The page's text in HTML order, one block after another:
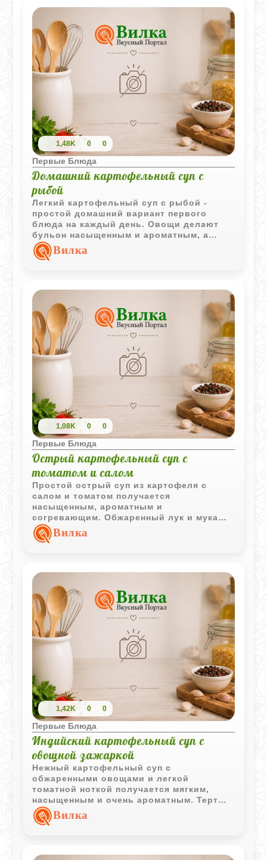
1,48K 0 0
Первые Блюда
Домашний картофельный суп с
рыбой
Легкий картофельный суп с рыбой -
простой домашний вариант первого
блюда на каждый день. Овощи делают
бульон насыщенным и ароматным, а
нежная рыба придает супу мягкий вкус и
питательность. Такой суп особенно
Вилка
1,08K 0 0
Первые Блюда
Острый картофельный суп с
томатом и салом
Простой острый суп из картофеля с
салом и томатом получается
насыщенным, ароматным и
согревающим. Обжаренный лук и мука
делают бульон более густым и
выразительным, а красный перец
Вилка
1,42K 0 0
Первые Блюда
Индийский картофельный суп с
овощной зажаркой
Нежный картофельный суп с
обжаренными овощами и легкой
томатной ноткой получается мягким,
насыщенным и очень ароматным. Тертый
сыр делает вкус более выразительным и
придает супу приятную сливочную
Вилка